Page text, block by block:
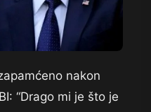
nakon
“Drago mi je što je